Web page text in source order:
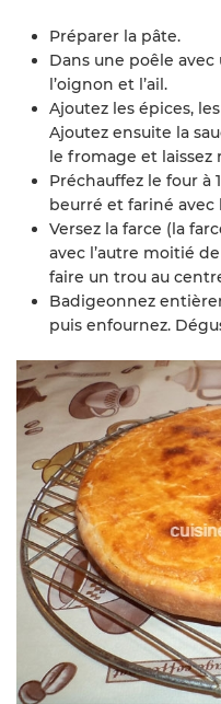
Préparer la pâte.
Dans une poêle
l’oignon et l’ail.
Ajoutez les épices,
Ajoutez ensuite la
le fromage et
Préchauffez le four à
beurré et fariné
Versez la farce (la
avec l’autre moitié
faire un trou au
Badigeonnez
puis enfournez.